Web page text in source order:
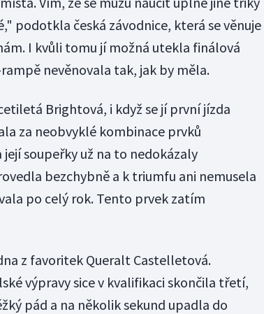
podotkla česká závodnice, která se věnuje
I kvůli tomu jí možná utekla finálová
nevěnovala tak, jak by měla.
Brightová, i když se jí první jízda
za neobvyklé kombinace prvků
soupeřky už na to nedokázaly
bezchybně a k triumfu ani nemusela
po celý rok. Tento prvek zatím
z favoritek Queralt Castelletová.
výpravy sice v kvalifikaci skončila třetí,
pád a na několik sekund upadla do